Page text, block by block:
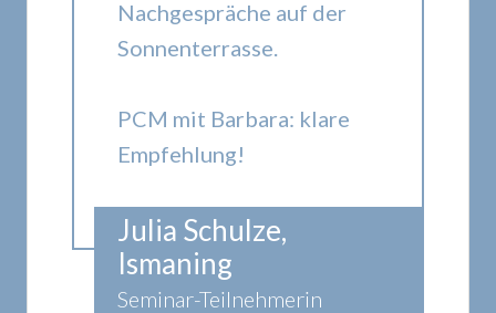
Nachgespräche auf der
Sonnenterrasse.
PCM mit Barbara: klare
Empfehlung!
Julia Schulze,
Ismaning
Seminar-Teilnehmerin